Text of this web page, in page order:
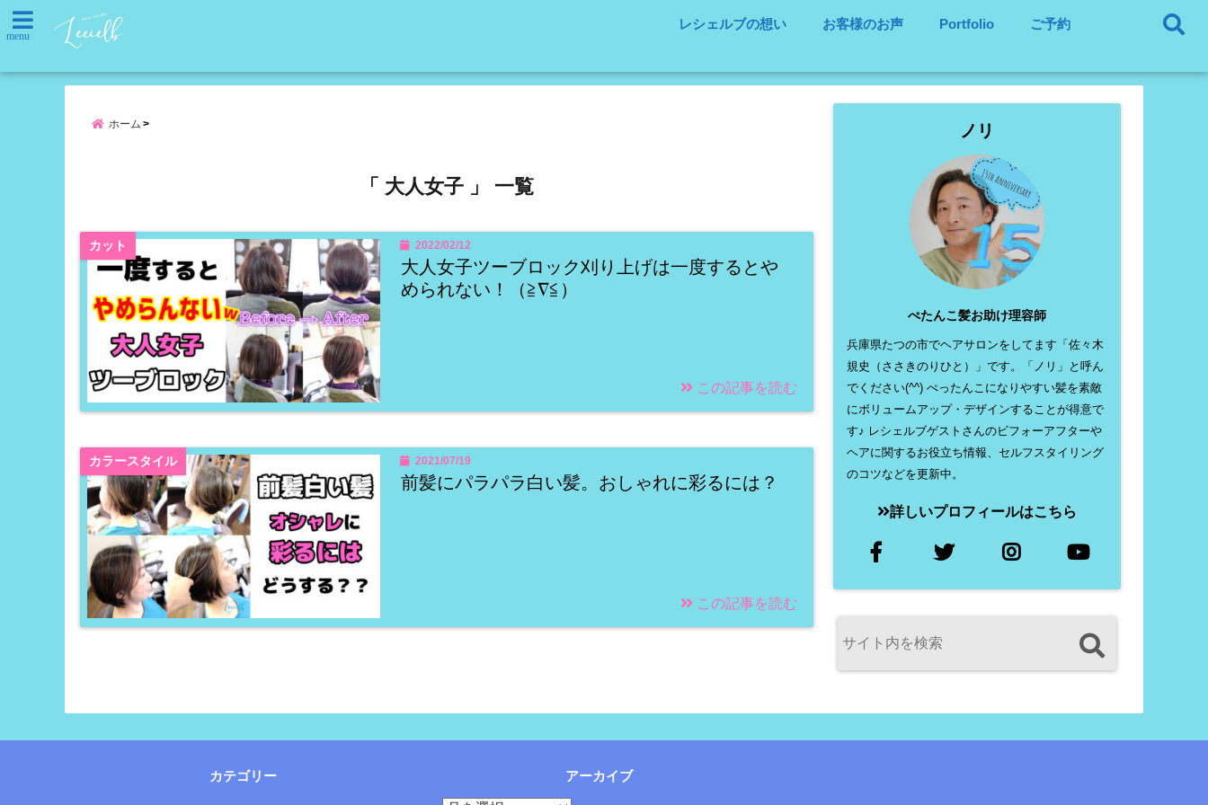
menu
レシェルブの想い お客様のお声 Portfolio ご予約
ホーム
「 大人女子 」 一覧
カット 2022/02/12
大人女子ツーブロック刈り上げは一度するとや
められない！（≧∇≦）
この記事を読む
カラースタイル 2021/07/19
前髪にパラパラ白い髪。おしゃれに彩るには？
この記事を読む
ノリ
ぺたんこ髪お助け理容師
兵庫県たつの市でヘアサロンをしてます「佐々木
規史（ささきのりひと）」です。「ノリ」と呼ん
でください(^^) ぺったんこになりやすい髪を素敵
にボリュームアップ・デザインすることが得意で
す♪ レシェルブゲストさんのビフォーアフターや
ヘアに関するお役立ち情報、セルフスタイリング
のコツなどを更新中。
詳しいプロフィールはこちら
カテゴリー
アーカイブ